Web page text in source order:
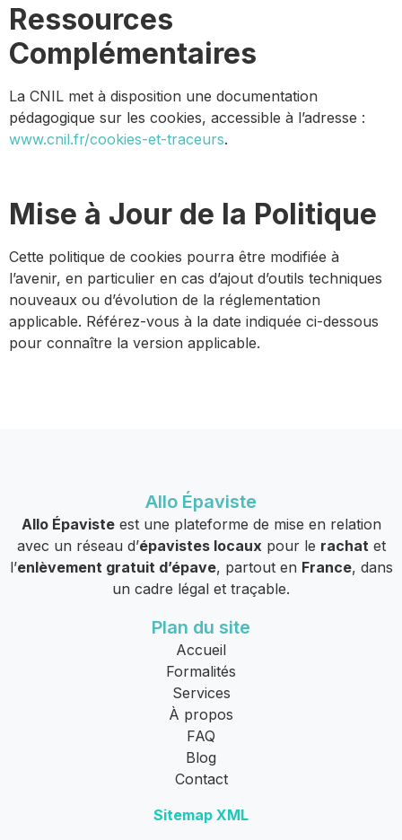
Ressources
Complémentaires
La CNIL met à disposition une documentation
pédagogique sur les cookies, accessible à l’adresse :
www.cnil.fr/cookies-et-traceurs.
Mise à Jour de la Politique
Cette politique de cookies pourra être modifiée à
l’avenir, en particulier en cas d’ajout d’outils techniques
nouveaux ou d’évolution de la réglementation
applicable. Référez-vous à la date indiquée ci-dessous
pour connaître la version applicable.
Allo Épaviste
Allo Épavisteest une plateforme de mise en relation
avec un réseau d’épavistes locaux pour le rachat et
l’enlèvement gratuit d’épave, partout en France, dans
un cadre légal et traçable.
Plan du site
Accueil
Formalités
Services
À propos
FAQ
Blog
Contact
Sitemap XML